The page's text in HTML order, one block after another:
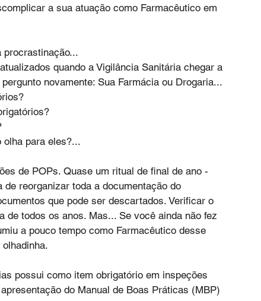
a sua atuação como Farmacêutico em
procrastinação...
quando a Vigilância Sanitária chegar a
novamente: Sua Farmácia ou Drogaria...
olha para eles?...
de POPs. Quase um ritual de final de ano -
reorganizar toda a documentação do
que pode ser descartados. Verificar o
de todos os anos. Mas... Se você ainda não fez
a pouco tempo como Farmacêutico desse
possui como item obrigatório em inspeções
do Manual de Boas Práticas (MBP)